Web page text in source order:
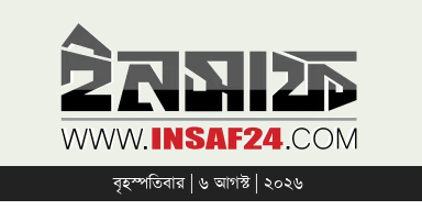
বৃহস্পতিবার | ৬ আগস্ট | ২০২৬